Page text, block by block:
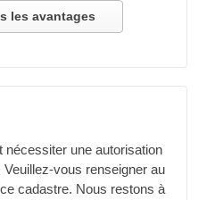
les avantages
nécessiter une autorisation
vous renseigner au
cadastre. Nous restons à